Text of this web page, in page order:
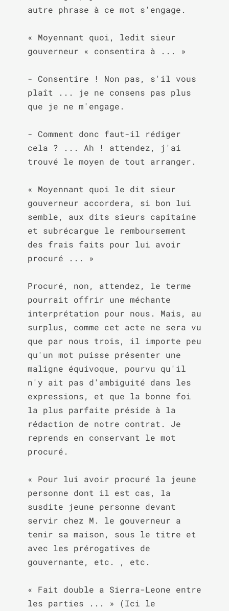
autre phrase à ce mot s'engage.
« Moyennant quoi, ledit sieur
gouverneur « consentira à ... »
- Consentire ! Non pas, s'il vous
plaît ... je ne consens pas plus
que je ne m'engage.
- Comment donc faut-il rédiger
cela ? ... Ah ! attendez, j'ai
trouvé le moyen de tout arranger.
« Moyennant quoi le dit sieur
gouverneur accordera, si bon lui
semble, aux dits sieurs capitaine
et subrécargue le remboursement
des frais faits pour lui avoir
procuré ... »
Procuré, non, attendez, le terme
pourrait offrir une méchante
interprétation pour nous. Mais, au
surplus, comme cet acte ne sera vu
que par nous trois, il importe peu
qu'un mot puisse présenter une
maligne équivoque, pourvu qu'il
n'y ait pas d'ambiguité dans les
expressions, et que la bonne foi
la plus parfaite préside à la
rédaction de notre contrat. Je
reprends en conservant le mot
procuré.
« Pour lui avoir procuré la jeune
personne dont il est cas, la
susdite jeune personne devant
servir chez M. le gouverneur a
tenir sa maison, sous le titre et
avec les prérogatives de
gouvernante, etc. , etc.
« Fait double a Sierra-Leone entre
les parties ... » (Ici le